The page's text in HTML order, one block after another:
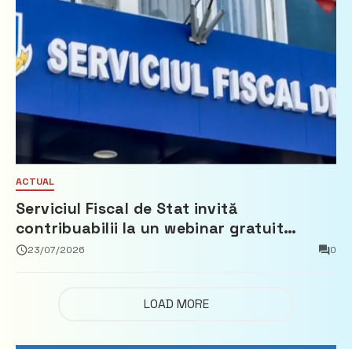
ACTUAL
Serviciul Fiscal de Stat invită
contribuabilii la un webinar gratuit
privind calculul impozitului pe bunurile
23/07/2026 0
LOAD MORE